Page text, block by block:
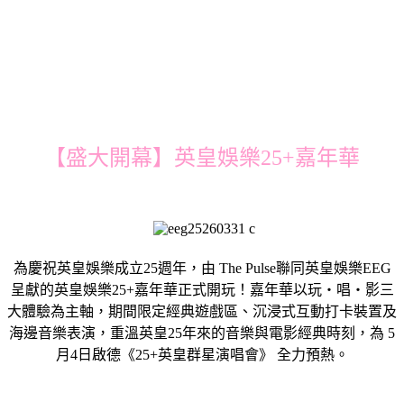
【盛大開幕】英皇娛樂25+嘉年華
為慶祝英皇娛樂成立25週年，由 The Pulse聯同英皇娛樂EEG
呈獻的英皇娛樂25+嘉年華正式開玩！嘉年華以玩・唱・影三
大體驗為主軸，期間限定經典遊戲區、沉浸式互動打卡裝置及
海邊音樂表演，重溫英皇25年來的音樂與電影經典時刻，為 5
月4日啟德《25+英皇群星演唱會》 全力預熱。